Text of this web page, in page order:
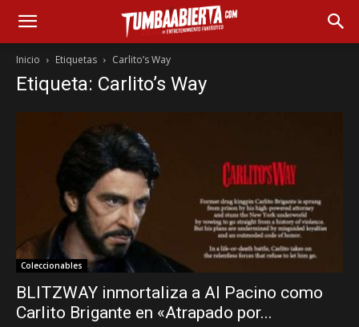
Inicio Etiquetas Carlito’s Way
Etiqueta: Carlito’s Way
Coleccionables
BLITZWAY inmortaliza a Al Pacino como
Carlito Brigante en «Atrapado por...